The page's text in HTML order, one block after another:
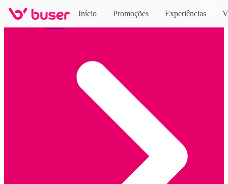
Início Promoções Experiências